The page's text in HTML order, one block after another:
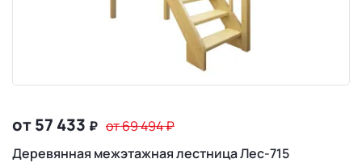
от 57 433 ₽ от 69 494₽
Деревянная межэтажная лестница Лес-715